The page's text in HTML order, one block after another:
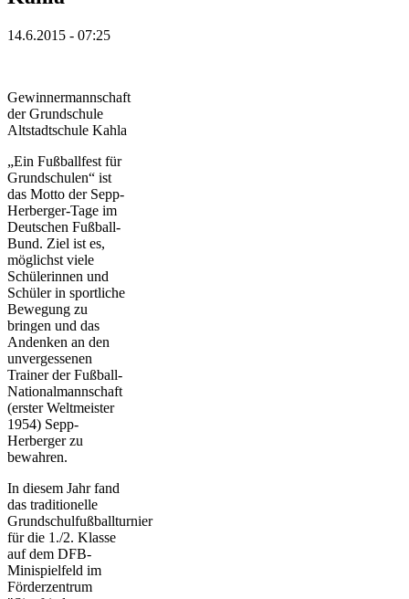
14.6.2015 - 07:25
Gewinnermannschaft
der Grundschule
Altstadtschule Kahla
„Ein Fußballfest für
Grundschulen“ ist
das Motto der Sepp-
Herberger-Tage im
Deutschen Fußball-
Bund. Ziel ist es,
möglichst viele
Schülerinnen und
Schüler in sportliche
Bewegung zu
bringen und das
Andenken an den
unvergessenen
Trainer der Fußball-
Nationalmannschaft
(erster Weltmeister
1954) Sepp-
Herberger zu
bewahren.
In diesem Jahr fand
das traditionelle
Grundschulfußballturnier
für die 1./2. Klasse
auf dem DFB-
Minispielfeld im
Förderzentrum